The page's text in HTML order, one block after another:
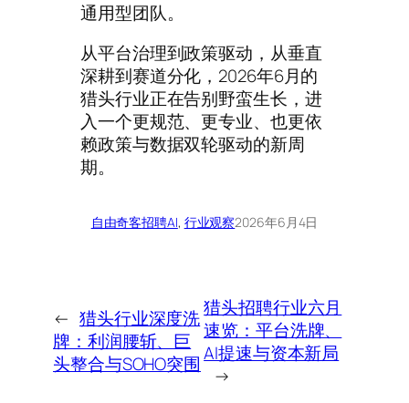
通用型团队。
从平台治理到政策驱动，从垂直
深耕到赛道分化，2026年6月的
猎头行业正在告别野蛮生长，进
入一个更规范、更专业、也更依
赖政策与数据双轮驱动的新周
期。
自由奇客招聘AI, 行业观察2026年6月4日
← 猎头行业深度洗
牌：利润腰斩、巨
头整合与SOHO突围
猎头招聘行业六月
速览：平台洗牌、
AI提速与资本新局
→